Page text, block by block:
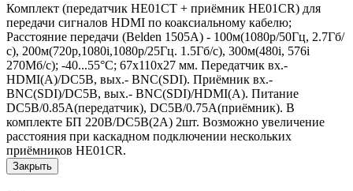
Комплект (передатчик HE01CT + приёмник HE01CR) для
передачи сигналов HDMI по коаксиальному кабелю;
Расстояние передачи (Belden 1505A) - 100м(1080p/50Гц, 2.7Гб/
с), 200м(720p,1080i,1080p/25Гц. 1.5Гб/с), 300м(480i, 576i
270Мб/с); -40...55°С; 67x110x27 мм. Передатчик вх.-
HDMI(A)/DC5В, вых.- BNC(SDI). Приёмник вх.-
BNC(SDI)/DC5В, вых.- BNC(SDI)/HDMI(A). Питание
DC5В/0.85А(передатчик), DC5В/0.75А(приёмник). В
комплекте БП 220В/DC5В(2А) 2шт. Возможно увеличение
расстояния при каскадном подключении нескольких
приёмников HE01CR.
Закрыть